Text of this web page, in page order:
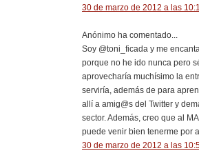
30 de marzo de 2012 a las
Anónimo ha comentado...
Soy @toni_ficada y me
porque no he ido nunca pero
aprovecharía muchísimo la
serviría, además de para
allí a amig@s del Twitter y
sector. Además, creo que al
puede venir bien tenerme por
30 de marzo de 2012 a las